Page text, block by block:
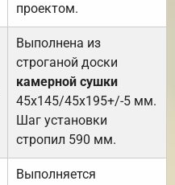
проектом.
Выполнена из
строганой доски
камерной сушки
45х145/45х195+/-5 мм.
Шаг установки
стропил 590 мм.
Выполняется